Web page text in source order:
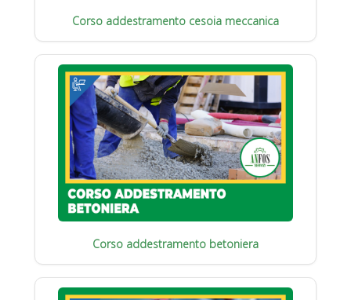
Corso addestramento cesoia meccanica
Corso addestramento betoniera